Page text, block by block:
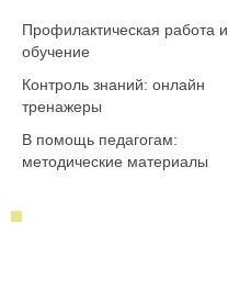
Профилактическая работа и
обучение
Контроль знаний: онлайн
тренажеры
В помощь педагогам:
методические материалы